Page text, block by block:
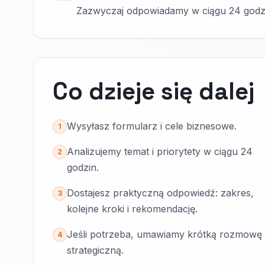
Zazwyczaj odpowiadamy w ciągu 24
Co dzieje się dalej
1 Wysyłasz formularz i cele biznesowe.
2
Analizujemy temat i priorytety w ciągu 24
godzin.
3
Dostajesz praktyczną odpowiedź: zakres,
kolejne kroki i rekomendację.
4 Jeśli potrzeba, umawiamy krótką rozmowę
strategiczną.